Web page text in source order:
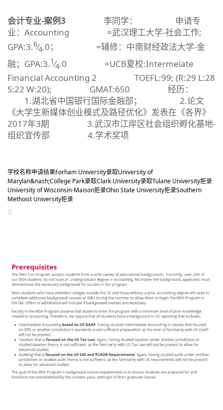
会计专业-案例3 李同学： 申请专
业：Accounting =武汉理工大学-社会工作;
GPA:3.6⁄4.0； =辅修：中南财经政法大学-金
融；GPA:3.1⁄4.0 =UCB夏校:Intermeiate
Financial Accounting 2 TOEFL:99; (R:29 L:28
S:22 W:20); GMAT:650 经历：
1.湖北省中国银行国际金融部； 2.论文
《大学生新媒体创业模式及路径优化》发表在《各界》
2017年3期 3.武汉市江岸区社会组织孵化基地-
组织宣传部 4.学术奖项
学校名称申请结果Forham University录取University of
Marylan&nash;College Park录取Clark University录取Tulane University拒录
University of Wisconsin-Maison拒录Ohio State University拒录Southern
Methoist University拒录